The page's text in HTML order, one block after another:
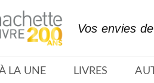
RECHERCHE
Vos envies
LA UNE LIVRES